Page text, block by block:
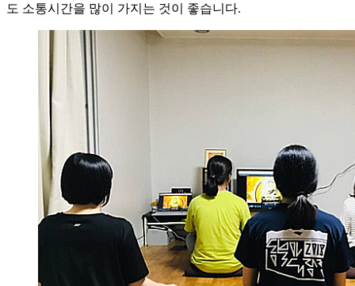
도 소통시간을 많이 가지는 것이 좋습니다.